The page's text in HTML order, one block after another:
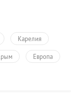
Карелия
Европа